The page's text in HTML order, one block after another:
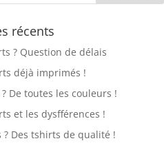
récents
? Question de délais
déjà imprimés !
De toutes les couleurs !
et les dysfférences !
Des tshirts de qualité !